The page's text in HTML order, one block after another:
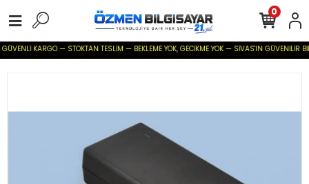
KARGO — STOKTAN TESLİM — BEKLEME YOK, GECİKME YOK — SİVAS'IN GÜVENİLİR BİLİŞİM
0